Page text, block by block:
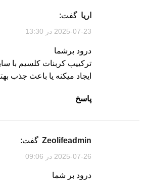
اریا گفت:
2025-07-23 در 13:30
درود برشما
ترکییب کربنات کلسیم با
ایجاد میکنه یا باعث جذب
پاسخ
zeolifeadmin گفت:
2025-07-26 در 09:06
درود بر شما